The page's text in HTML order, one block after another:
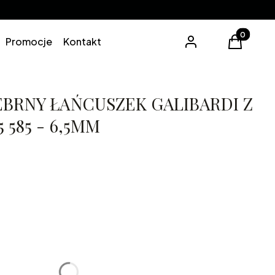
Promocje Kontakt Zaloguj się
Produkty
Koszyk
ŁAŃCUSZEK GALIBARDI Z
585 - 6,5MM